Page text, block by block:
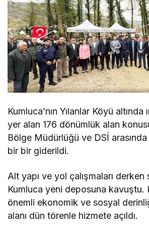
Kumluca’nın Yılanlar Köyü altında
yer alan 176 dönümlük alan
Bölge Müdürlüğü ve DSİ
bir bir giderildi.
Alt yapı ve yol çalışmaları derken
Kumluca yeni deposuna kavuştu.
önemli ekonomik ve sosyal
alanı dün törenle hizmete açıldı.